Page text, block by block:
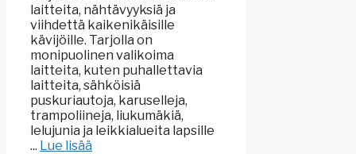
laitteita, nähtävyyksiä ja
viihdettä kaikenikäisille
kävijöille. Tarjolla on
monipuolinen valikoima
laitteita, kuten puhallettavia
laitteita, sähköisiä
puskuriautoja, karuselleja,
trampoliineja, liukumäkiä,
lelujunia ja leikkialueita lapsille
... Lue lisää